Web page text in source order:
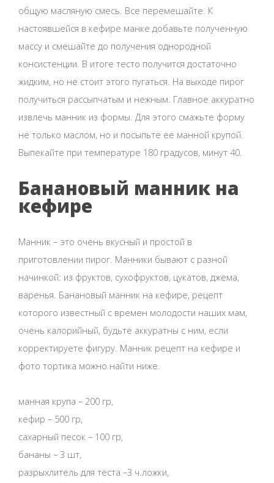
общую масляную смесь. Все перемешайте. К
настоявшейся в кефире манке добавьте полученную
массу и смешайте до получения однородной
консистенции. В итоге тесто получится достаточно
жидким, но не стоит этого пугаться. На выходе пирог
получиться рассыпчатым и нежным. Главное аккуратно
извлечь манник из формы. Для этого смажьте форму
не только маслом, но и посыпьте ее манной крупой.
Выпекайте при температуре 180 градусов, минут 40.
Банановый манник на
кефире
Манник – это очень вкусный и простой в
приготовлении пирог. Манники бывают с разной
начинкой: из фруктов, сухофруктов, цукатов, джема,
варенья. Банановый манник на кефире, рецепт
которого известный с времен молодости наших мам,
очень калорийный, будьте аккуратны с ним, если
корректируете фигуру. Манник рецепт на кефире и
фото тортика можно найти ниже.
манная крупа – 200 гр,
кефир – 500 гр,
сахарный песок – 100 гр,
бананы – 3 шт,
разрыхлитель для теста –3 ч.ложки,